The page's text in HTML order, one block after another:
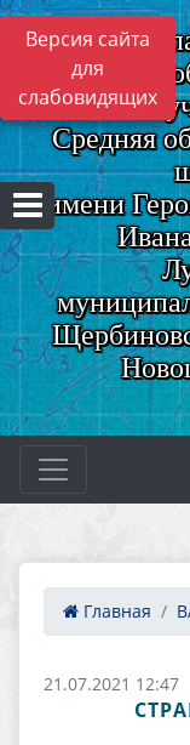
Версия сайта
для
слабовидящих
Средняя
имени
Главная
21.07.2021 12:47